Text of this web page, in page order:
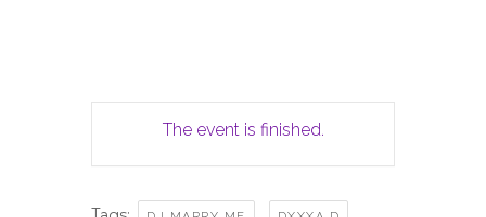
The event is finished.